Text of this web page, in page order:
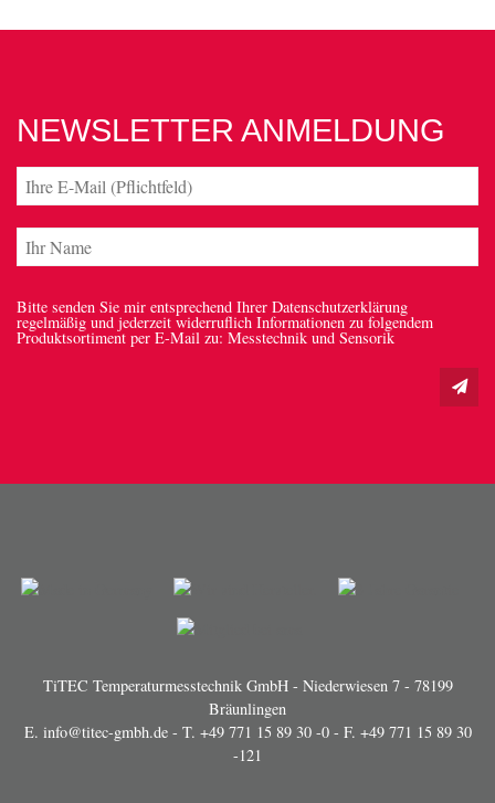
NEWSLETTER ANMELDUNG
Bitte senden Sie mir entsprechend Ihrer Datenschutzerklärung
regelmäßig und jederzeit widerruflich Informationen zu folgendem
Produktsortiment per E-Mail zu: Messtechnik und Sensorik
TiTEC Temperaturmesstechnik GmbH - Niederwiesen 7 - 78199
Bräunlingen
E. info@titec-gmbh.de- T. +49 771 15 89 30 -0- F. +49 771 15 89 30
-121